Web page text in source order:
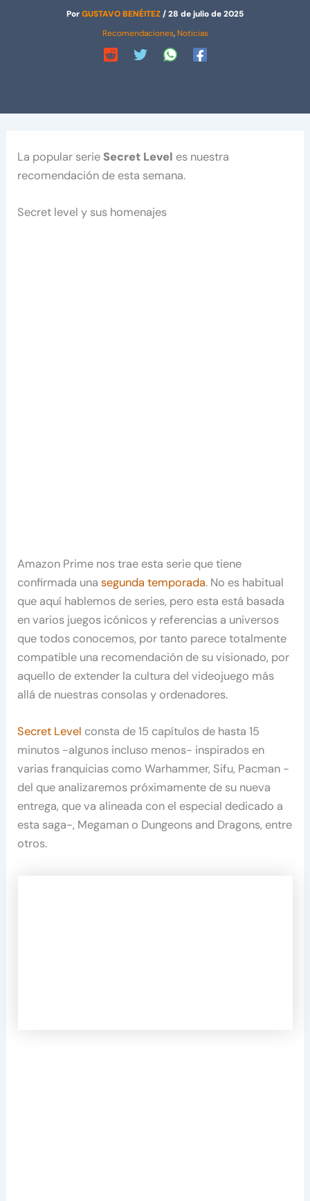
PorGUSTAVO BENÉITEZ/28 de julio de 2025
Recomendaciones, Noticias
La popular serie Secret Level es nuestra
recomendación de esta semana.
Secret level y sus homenajes
Amazon Prime nos trae esta serie que tiene
confirmada unasegunda temporada. No es habitual
que aquí hablemos de series, pero esta está basada
en varios juegos icónicos y referencias a universos
que todos conocemos, por tanto parece totalmente
compatible una recomendación de su visionado, por
aquello de extender la cultura del videojuego más
allá de nuestras consolas y ordenadores.
Secret Level consta de 15 capítulos de hasta 15
minutos -algunos incluso menos- inspirados en
varias franquicias como Warhammer, Sifu, Pacman -
del que analizaremos próximamente de su nueva
entrega, que va alineada con el especial dedicado a
esta saga-, Megaman o Dungeons and Dragons, entre
otros.